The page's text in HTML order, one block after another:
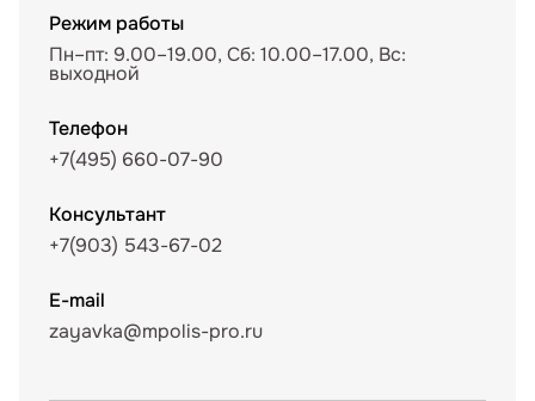
Режим работы
Пн–пт: 9.00–19.00, Сб: 10.00–17.00, Вс:
выходной
Телефон
+7(495) 660-07-90
Консультант
+7(903) 543-67-02
E-mail
zayavka@mpolis-pro.ru